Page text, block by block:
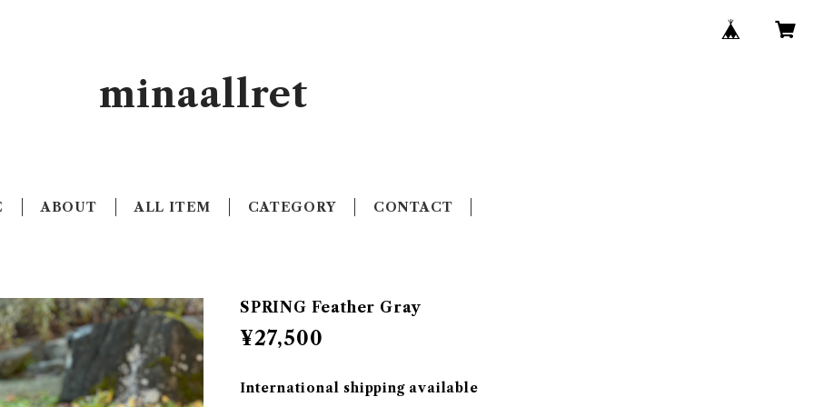
minaallret
ABOUT ALL ITEM CATEGORY CONTACT
SPRING Feather Gray
¥27,500
International shipping available